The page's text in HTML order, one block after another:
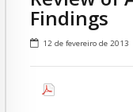
Findings
12 de fevereiro de 2013